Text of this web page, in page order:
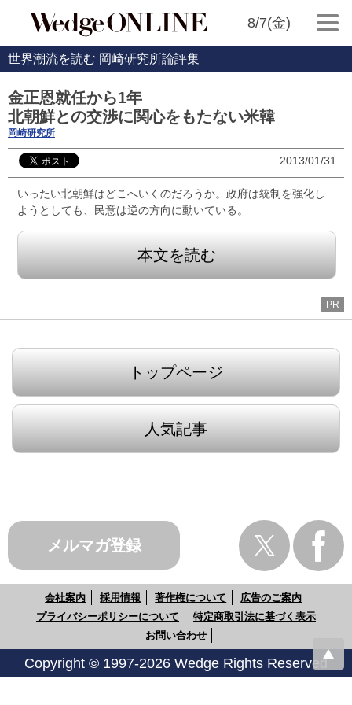
8/7(金)
世界潮流を読む 岡崎研究所論評集
金正恩就任から1年
北朝鮮との交渉に関心をもたない米韓
岡崎研究所
2013/01/31
いったい北朝鮮はどこへいくのだろうか。政府は統制を強化し
ようとしても、民意は逆の方向に動いている。
本文を読む
PR
トップページ
人気記事
メルマガ登録
会社案内 採用情報 著作権について
広告のご案内
プライバシーポリシーについて
特定商取引法に基づく表示
お問い合わせ
Copyright © 1997-2026 Wedge Rights Reserved